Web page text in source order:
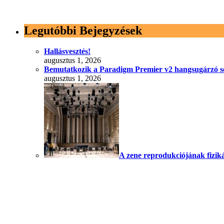
Legutóbbi Bejegyzések
Hallásvesztés!
augusztus 1, 2026
Bemutatkozik a Paradigm Premier v2 hangsugárzó
augusztus 1, 2026
A zene reprodukciójának